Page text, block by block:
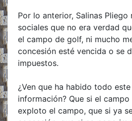
Por lo anterior, Salinas
sociales que no era verdad
el campo de golf, ni mucho
concesión esté vencida o se
impuestos.
¿Ven que ha habido todo
información? Que si el
exploto el campo, que si ya